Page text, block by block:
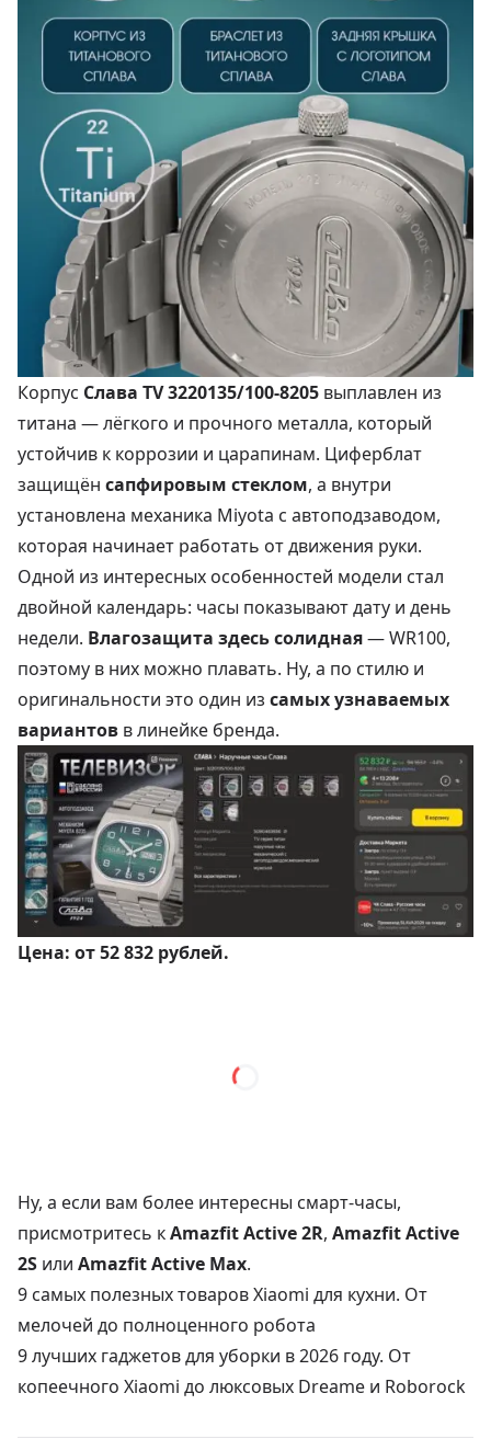
Корпус Слава TV 3220135/100‑8205 выплавлен из
титана — лёгкого и прочного металла, который
устойчив к коррозии и царапинам. Циферблат
защищён сапфировым стеклом, а внутри
установлена механика Miyota с автоподзаводом,
которая начинает работать от движения руки.
Одной из интересных особенностей модели стал
двойной календарь: часы показывают дату и день
недели. Влагозащита здесь солидная— WR100,
поэтому в них можно плавать. Ну, а по стилю и
оригинальности это один из самых узнаваемых
вариантов в линейке бренда.
Цена: от 52 832 рублей.
Ну, а если вам более интересны смарт-часы,
присмотритесь кAmazfit Active 2R, Amazfit Active
2S или Amazfit Active Max.
9 самых полезных товаров Xiaomi для кухни. От
мелочей до полноценного робота
9 лучших гаджетов для уборки в 2026 году. От
копеечного Xiaomi до люксовых Dreame и Roborock